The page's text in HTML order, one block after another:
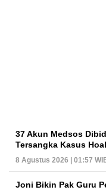
37 Akun Medsos
Tersangka Kasus
8 Agustus 2026 | 01:57
Joni Bikin Pak Guru